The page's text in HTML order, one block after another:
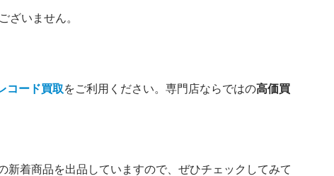
ざいません。
コード買取をご利用ください。専門店ならではの高価買
新着商品を出品していますので、ぜひチェックしてみて